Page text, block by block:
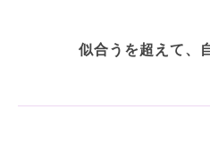
似合うを超えて、